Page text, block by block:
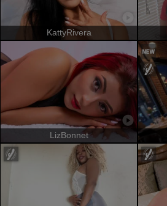
KattyRivera
LizBonnet